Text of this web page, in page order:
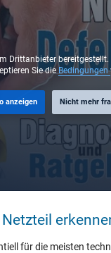
Drittanbieter
Sie dieBedingungen
anzeigen Nicht mehr
für die meisten